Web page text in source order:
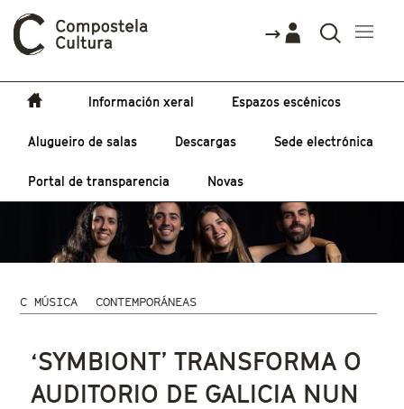
Información xeral Espazos escénicos
Alugueiro de salas Descargas Sede electrónica
Portal de transparencia Novas
C MÚSICA CONTEMPORÁNEAS
Vostede está aquí
‘SYMBIONT’ TRANSFORMA O
AUDITORIO DE GALICIA NUN